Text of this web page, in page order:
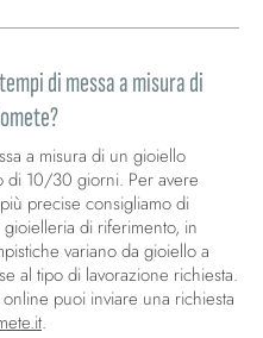
di messa a misura di
a misura di un gioiello
di 10/30 giorni. Per avere
precise consigliamo di
di riferimento, in
variano da gioiello a
al tipo di lavorazione richiesta.
puoi inviare una richiesta
.